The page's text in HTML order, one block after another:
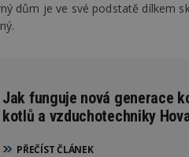
dům je ve své podstatě dílkem
Jak funguje nová generace
kotlů a vzduchotechniky
PŘEČÍST ČLÁNEK